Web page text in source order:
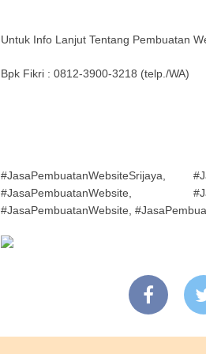
Untuk Info Lanjut Tentang Pembuatan
Bpk Fikri : 0812-3900-3218 (telp./WA)
#JasaPembuatanWebsiteSrijaya,
#JasaPembuatanWebsite,
#JasaPembuatanWebsite,